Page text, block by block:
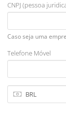
CNPJ (pessoa
Caso seja uma
Telefone Móvel